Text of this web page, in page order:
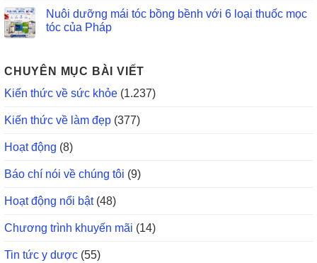
Nuôi dưỡng mái tóc bồng bềnh với 6 loại thuốc mọc
tóc của Pháp
CHUYÊN MỤC BÀI VIẾT
Kiến thức về sức khỏe (1.237)
Kiến thức về làm đẹp (377)
Hoạt động (8)
Báo chí nói về chúng tôi (9)
Hoạt động nổi bật(48)
Chương trình khuyến mãi (14)
Tin tức y dược (55)